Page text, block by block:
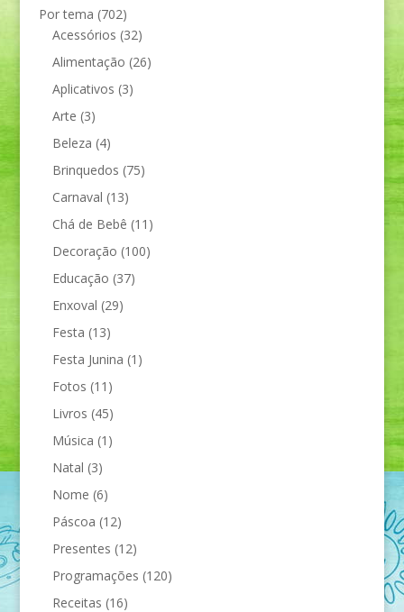
Por tema (702)
Acessórios (32)
Alimentação (26)
Aplicativos (3)
Arte (3)
Beleza (4)
Brinquedos (75)
Carnaval (13)
Chá de Bebê (11)
Decoração (100)
Educação (37)
Enxoval (29)
Festa (13)
Festa Junina (1)
Fotos (11)
Livros (45)
Música (1)
Natal (3)
Nome (6)
Páscoa (12)
Presentes (12)
Programações (120)
Receitas (16)